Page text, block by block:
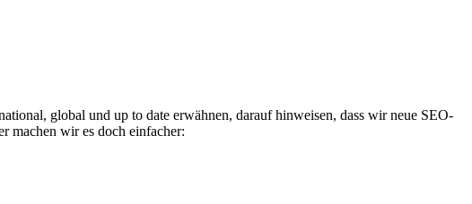
global und up to date erwähnen, darauf hinweisen, dass wir neue SEO-
machen wir es doch einfacher: